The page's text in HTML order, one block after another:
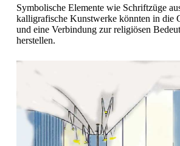
Symbolische Elemente wie Schriftzüge
kalligrafische Kunstwerke könnten in die
und eine Verbindung zur religiösen
herstellen.